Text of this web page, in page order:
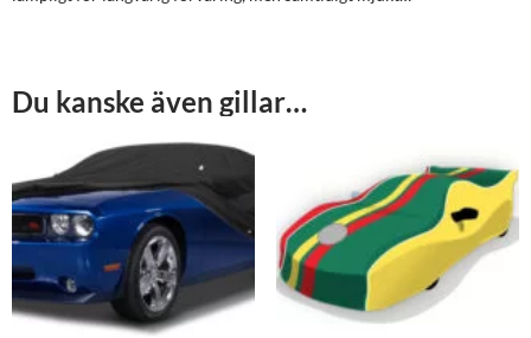
Du kanske även gillar…